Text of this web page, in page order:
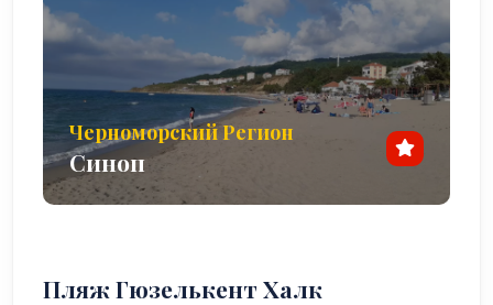
Черноморский Регион
Синоп
Пляж Гюзелькент Халк